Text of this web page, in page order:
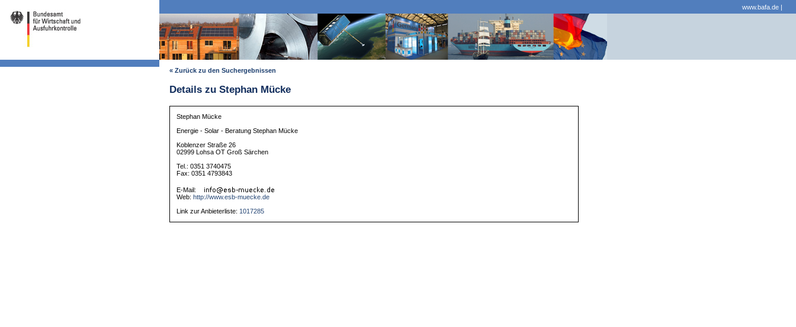
www.bafa.de |
« Zurück zu den Suchergebnissen
Details zu Stephan Mücke
Stephan Mücke
Energie - Solar - Beratung Stephan Mücke
Koblenzer Straße 26
02999 Lohsa OT Groß Särchen
Tel.: 0351 3740475
Fax: 0351 4793843
E-Mail:
Web: http://www.esb-muecke.de
Link zur Anbieterliste:1017285